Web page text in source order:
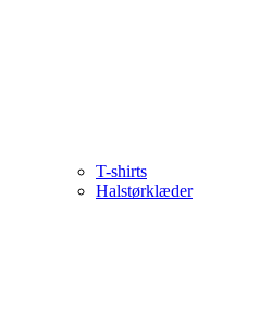
T-shirts
Halstørklæder